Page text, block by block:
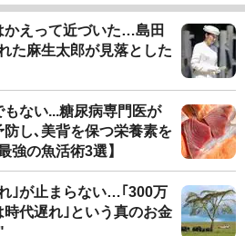
かえって近づいた…島田
た麻生太郎が見落とした
ない...糖尿病専門医が
防し､美背を保つ栄養素を
強の魚活術3選】
｣が止まらない…｢300万
時代遅れ｣という真のお金